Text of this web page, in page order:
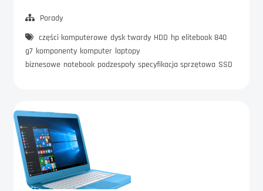
–
który
wybrać?
Porady
części komputerowe dysk twardy HDD hp elitebook 840
g7 komponenty komputer laptopy
biznesowe notebook podzespoły specyfikacja sprzętowa SSD